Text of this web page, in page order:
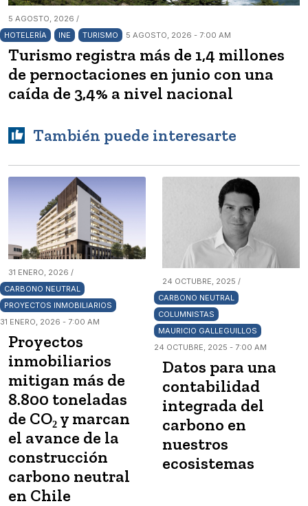
5 AGOSTO, 2026 /
HOTELERÍA
INE TURISMO 5 AGOSTO, 2026 - 7:00 AM
Turismo registra más de 1,4 millones
de pernoctaciones en junio con una
caída de 3,4% a nivel nacional
También puede interesarte
31 ENERO, 2026 /
CARBONO NEUTRAL
PROYECTOS INMOBILIARIOS
31 ENERO, 2026 - 7:00 AM
Proyectos
inmobiliarios
mitigan más de
8.800 toneladas
de CO₂ y marcan
el avance de la
construcción
carbono neutral
en Chile
24 OCTUBRE, 2025 /
CARBONO NEUTRAL
COLUMNISTAS
MAURICIO GALLEGUILLOS
24 OCTUBRE, 2025 - 7:00 AM
Datos para una
contabilidad
integrada del
carbono en
nuestros
ecosistemas